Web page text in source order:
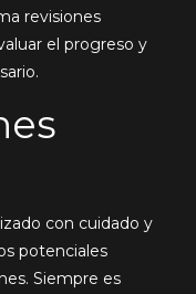
revisiones
el progreso y
con cuidado y
potenciales
Siempre es